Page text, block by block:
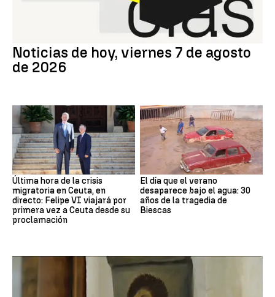
Noticias de hoy, viernes 7 de agosto
de 2026
Última hora de la crisis
migratoria en Ceuta, en
directo: Felipe VI viajará por
primera vez a Ceuta desde su
proclamación
El día que el verano
desaparece bajo el agua: 30
años de la tragedia de
Biescas